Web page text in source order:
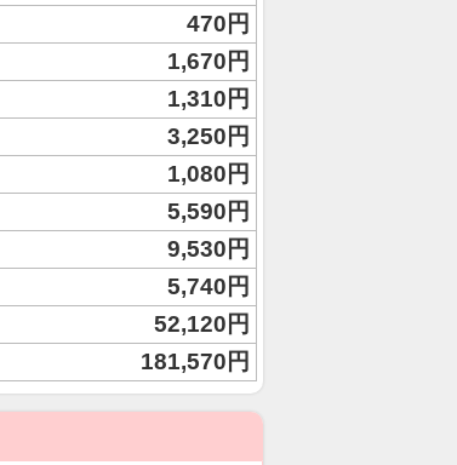
470円
1,670円
1,310円
3,250円
1,080円
5,590円
9,530円
5,740円
52,120円
181,570円